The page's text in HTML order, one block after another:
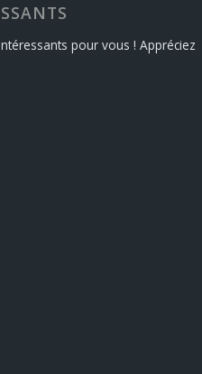
pour vous ! Appréciez